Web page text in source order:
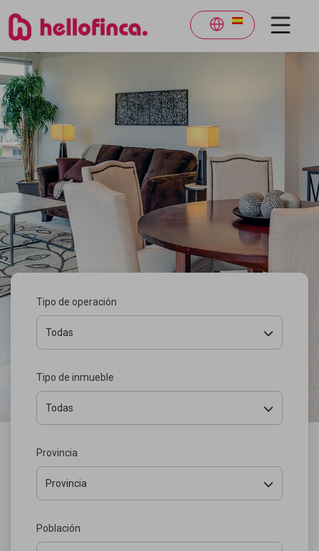
Tipo de operación
Todas
Tipo de inmueble
Todas
Provincia
Provincia
Población